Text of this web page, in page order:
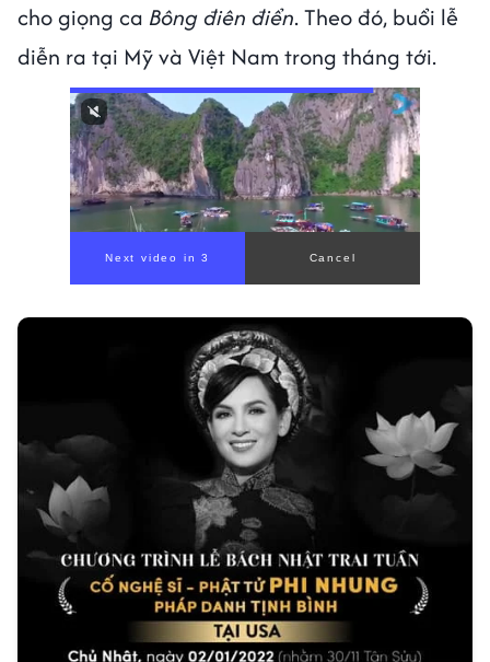
cho giọng ca Bông điên điển. Theo đó, buổi lễ
diễn ra tại Mỹ và Việt Nam trong tháng tới.